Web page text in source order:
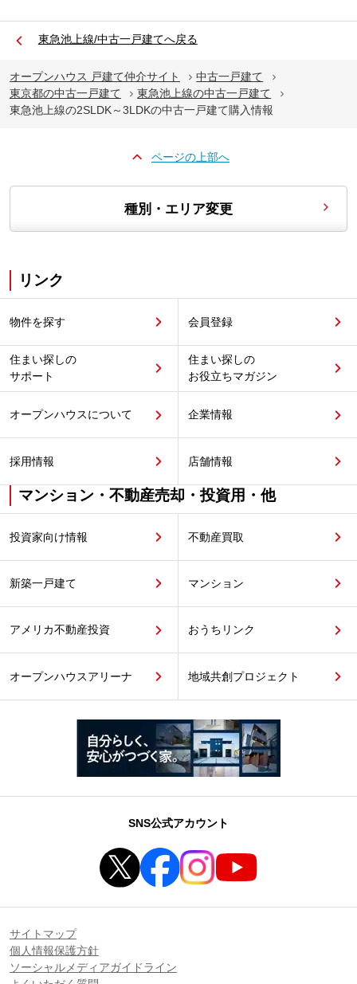
東急池上線/中古一戸建てへ戻る
オープンハウス 戸建て仲介サイト
中古一戸建て
東京都の中古一戸建て
東急池上線の中古一戸建て
東急池上線の2SLDK～3LDKの中古一戸建て購入情報
ページの上部へ
種別・エリア変更
リンク
物件を探す 会員登録
住まい探しの
サポート
住まい探しの
お役立ちマガジン
オープンハウスについて 企業情報
採用情報 店舗情報
マンション・不動産売却・投資用・他
投資家向け情報 不動産買取
新築一戸建て マンション
アメリカ不動産投資 おうちリンク
オープンハウスアリーナ 地域共創プロジェクト
SNS公式アカウント
サイトマップ
個人情報保護方針
ソーシャルメディアガイドライン